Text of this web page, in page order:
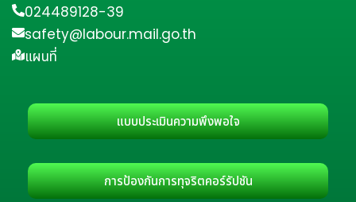
024489128-39
safety@labour.mail.go.th
แผนที่
แบบประเมินความพึงพอใจ
การป้องกันการทุจริตคอร์รัปชัน